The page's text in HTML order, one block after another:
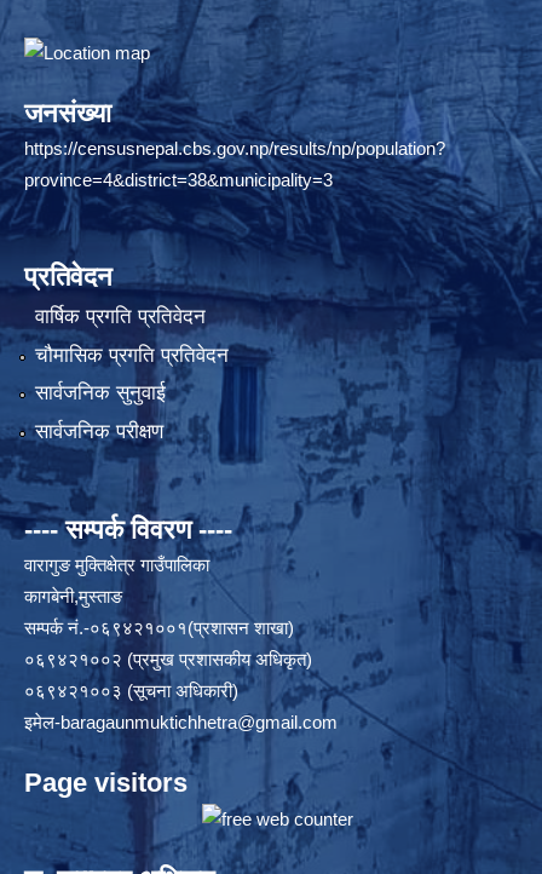
जनसंख्या
https://censusnepal.cbs.gov.np/results/np/population?
province=4&district=38&municipality=3
प्रतिवेदन
वार्षिक प्रगति प्रतिवेदन
चौमासिक प्रगति प्रतिवेदन
सार्वजनिक सुनुवाई
सार्वजनिक परीक्षण
---- सम्पर्क विवरण ----
वारागुङ मुक्तिक्षेत्र गाउँपालिका
कागबेनी,मुस्ताङ
सम्पर्क नं.-०६९४२१००१(प्रशासन शाखा)
०६९४२१००२ (प्रमुख प्रशासकीय अधिकृत)
०६९४२१००३ (सूचना अधिकारी)
इमेल-baragaunmuktichhetra@gmail.com
Page visitors